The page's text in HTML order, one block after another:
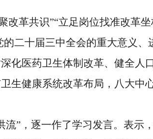
改革共识”“立足岗位找准改革
的二十届三中全会的重大意义、
化医药卫生体制 改革、健全人
生健康系统改革布局，八大中
流”，逐一作了学习发言。 表示